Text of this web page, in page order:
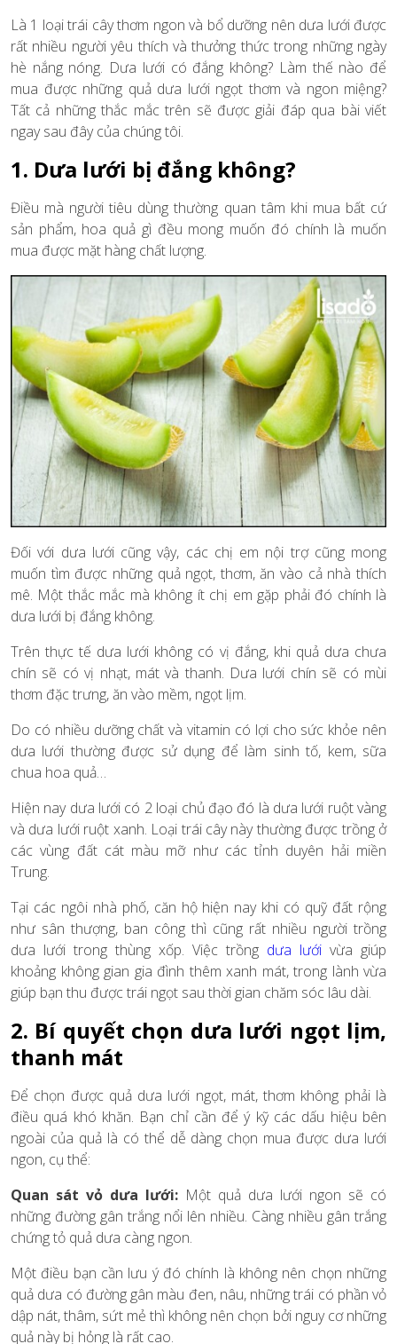
Là 1 loại trái cây thơm ngon và bổ dưỡng nên dưa lưới được
rất nhiều người yêu thích và thưởng thức trong những ngày
hè nắng nóng. Dưa lưới có đắng không? Làm thế nào để
mua được những quả dưa lưới ngọt thơm và ngon miệng?
Tất cả những thắc mắc trên sẽ được giải đáp qua bài viết
ngay sau đây của chúng tôi.
1. Dưa lưới bị đắng không?
Điều mà người tiêu dùng thường quan tâm khi mua bất cứ
sản phẩm, hoa quả gì đều mong muốn đó chính là muốn
mua được mặt hàng chất lượng.
Đối với dưa lưới cũng vậy, các chị em nội trợ cũng mong
muốn tìm được những quả ngọt, thơm, ăn vào cả nhà thích
mê. Một thắc mắc mà không ít chị em gặp phải đó chính là
dưa lưới bị đắng không.
Trên thực tế dưa lưới không có vị đắng, khi quả dưa chưa
chín sẽ có vị nhạt, mát và thanh. Dưa lưới chín sẽ có mùi
thơm đặc trưng, ăn vào mềm, ngọt lịm.
Do có nhiều dưỡng chất và vitamin có lợi cho sức khỏe nên
dưa lưới thường được sử dụng để làm sinh tố, kem, sữa
chua hoa quả…
Hiện nay dưa lưới có 2 loại chủ đạo đó là dưa lưới ruột vàng
và dưa lưới ruột xanh. Loại trái cây này thường được trồng ở
các vùng đất cát màu mỡ như các tỉnh duyên hải miền
Trung.
Tại các ngôi nhà phố, căn hộ hiện nay khi có quỹ đất rộng
như sân thượng, ban công thì cũng rất nhiều người trồng
dưa lưới trong thùng xốp. Việc trồng dưa lưới vừa giúp
khoảng không gian gia đình thêm xanh mát, trong lành vừa
giúp bạn thu được trái ngọt sau thời gian chăm sóc lâu dài.
2. Bí quyết chọn dưa lưới ngọt lịm,
thanh mát
Để chọn được quả dưa lưới ngọt, mát, thơm không phải là
điều quá khó khăn. Bạn chỉ cần để ý kỹ các dấu hiệu bên
ngoài của quả là có thể dễ dàng chọn mua được dưa lưới
ngon, cụ thể:
Quan sát vỏ dưa lưới: Một quả dưa lưới ngon sẽ có
những đường gân trắng nổi lên nhiều. Càng nhiều gân trắng
chứng tỏ quả dưa càng ngon.
Một điều bạn cần lưu ý đó chính là không nên chọn những
quả dưa có đường gân màu đen, nâu, những trái có phần vỏ
dập nát, thâm, sứt mẻ thì không nên chọn bởi nguy cơ những
quả này bị hỏng là rất cao.